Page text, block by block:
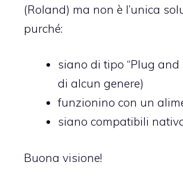
(Roland) ma non è l’unica
purché:
siano di tipo “Plug
di alcun genere)
funzionino con un
siano compatibili
Buona visione!